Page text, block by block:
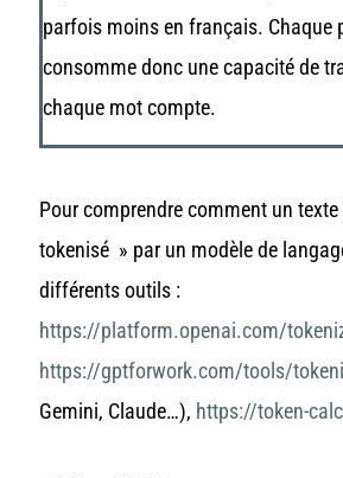
parfois moins en français. Chaque
consomme donc une capacité de
chaque mot compte.
Pour comprendre comment un
tokenisé » par un modèle de
différents outils :
https://platform.openai.com/
https://gptforwork.com/tools/
Gemini, Claude…), https://token-